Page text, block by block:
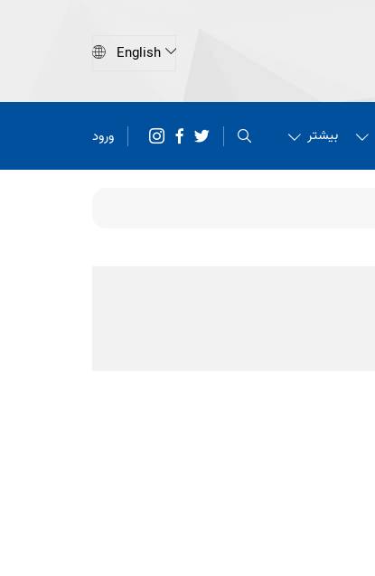
بیشتر ورود